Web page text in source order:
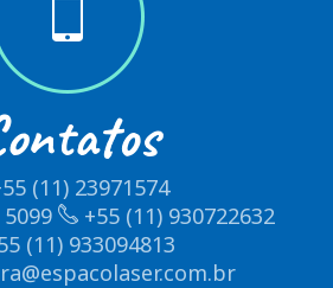
(11) 23971574
+55 (11) 930722632
(11) 933094813